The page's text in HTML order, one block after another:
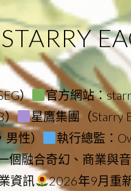
）
官方網站：
）
星鷹集團（Starry
性）
執行總監：
個融合奇幻、商業與
資訊
2026年9月重